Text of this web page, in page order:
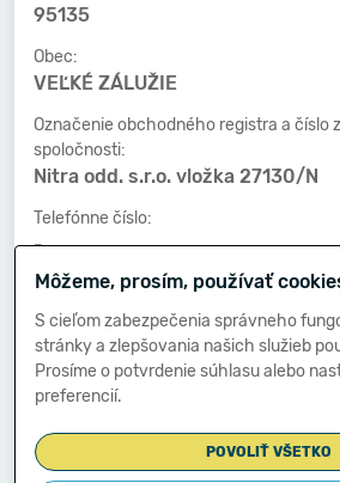
95135
Obec:
VEĽKÉ ZÁLUŽIE
Označenie obchodného registra a číslo
spoločnosti:
Nitra odd. s.r.o. vložka 27130/N
Telefónne číslo:
-
Faxové číslo:
-
E-mailová adresa:
-
Zostavená dňa:
Môžeme, prosím, používať
S cieľom zabezpečenia správneho
stránky a zlepšovania našich služieb
Prosíme o potvrdenie súhlasu alebo
preferencií.
POVOLIŤ VŠETKO